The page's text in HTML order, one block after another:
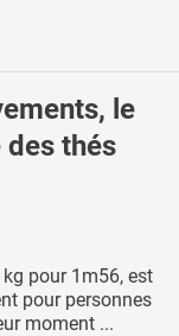
le
des thés
pour 1m56, est
pour personnes
moment ...